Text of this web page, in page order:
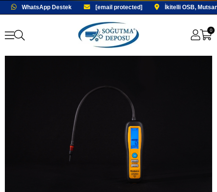
WhatsApp Destek [email protected] İkitelli OSB, Mutsan
0